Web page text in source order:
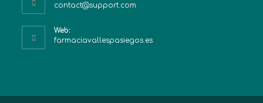
contact@support.com
Web:
farmaciavallespasiegos.es